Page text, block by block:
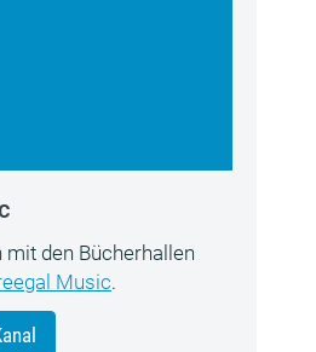
den Bücherhallen
Music.